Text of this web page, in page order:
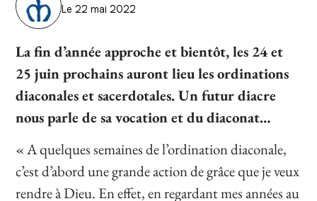
Le 22 mai 2022
La fin d’année approche et bientôt, les 24 et
25 juin prochains auront lieu les ordinations
diaconales et sacerdotales. Un futur diacre
nous parle de sa vocation et du diaconat…
« A quelques semaines de l’ordination diaconale,
c’est d’abord une grande action de grâce que je veux
rendre à Dieu. En effet, en regardant mes années au